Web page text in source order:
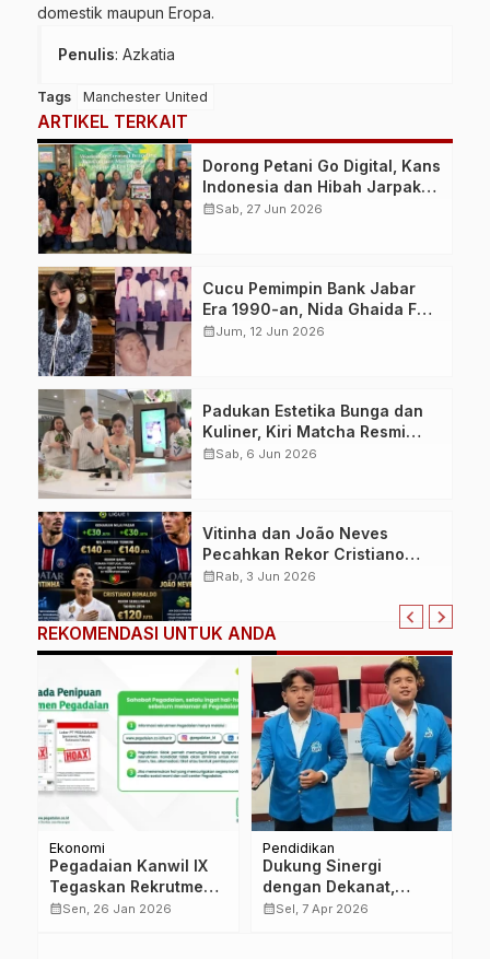
domestik maupun Eropa.
Penulis: Azkatia
Tags Manchester United
ARTIKEL TERKAIT
Dorong Petani Go Digital, Kans
Indonesia dan Hibah Jarpak
Gita Pertiwi Gelar Pelatihan
calendar_monthSab, 27 Jun 2026
Cucu Pemimpin Bank Jabar
Era 1990-an, Nida Ghaida F
Siap Menggerakkan Lagi
calendar_monthJum, 12 Jun 2026
Padukan Estetika Bunga dan
Kuliner, Kiri Matcha Resmi
Hadir Sebagai Kafe Matcha
calendar_monthSab, 6 Jun 2026
Vitinha dan João Neves
Pecahkan Rekor Cristiano
Ronaldo, Jadi Pemain Portugal
calendar_monthRab, 3 Jun 2026
REKOMENDASI UNTUK ANDA
Ekonomi
Pegadaian Kanwil IX
Tegaskan Rekrutmen
Gratis dan Tanpa
calendar_monthSen, 26 Jan 2026
Pendidikan
Dukung Sinergi
dengan Dekanat,
Ketua Umum DEMA
calendar_monthSel, 7 Apr 2026